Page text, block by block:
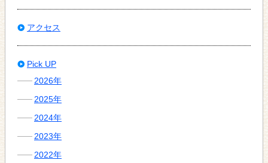
アクセス
Pick UP
2026年
2025年
2024年
2023年
2022年